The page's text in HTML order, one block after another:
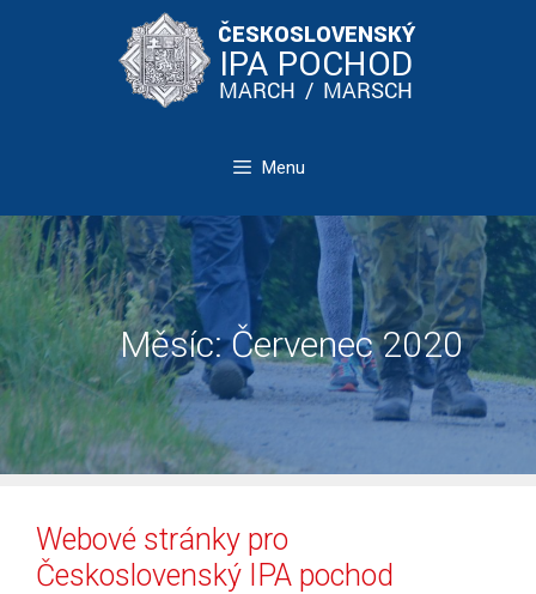
Menu
Měsíc:Červenec 2020
Webové stránky pro
Československý IPA pochod